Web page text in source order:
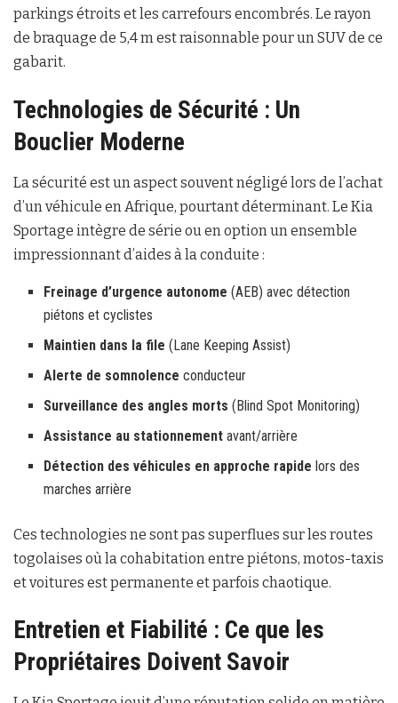
parkings étroits et les carrefours encombrés. Le rayon
de braquage de 5,4 m est raisonnable pour un SUV de ce
gabarit.
Technologies de Sécurité : Un
Bouclier Moderne
La sécurité est un aspect souvent négligé lors de l’achat
d’un véhicule en Afrique, pourtant déterminant. Le Kia
Sportage intègre de série ou en option un ensemble
impressionnant d’aides à la conduite :
Freinage d’urgence autonome (AEB) avec détection
piétons et cyclistes
Maintien dans la file (Lane Keeping Assist)
Alerte de somnolence conducteur
Surveillance des angles morts (Blind Spot Monitoring)
Assistance au stationnement avant/arrière
Détection des véhicules en approche rapide lors des
marches arrière
Ces technologies ne sont pas superflues sur les routes
togolaises où la cohabitation entre piétons, motos-taxis
et voitures est permanente et parfois chaotique.
Entretien et Fiabilité : Ce que les
Propriétaires Doivent Savoir